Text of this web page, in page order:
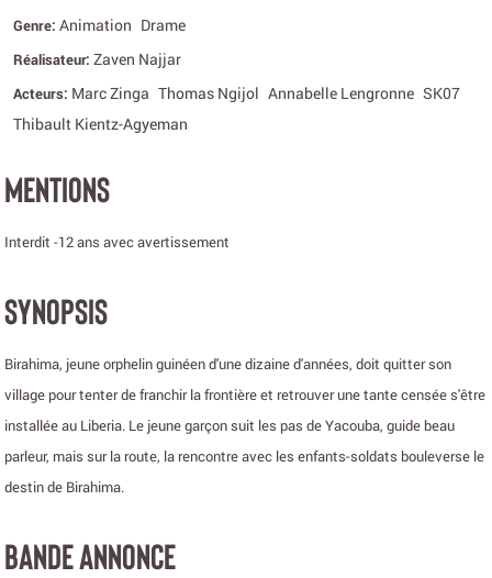
Genre: Animation Drame
Réalisateur: Zaven Najjar
Acteurs: Marc Zinga Thomas Ngijol Annabelle Lengronne SK07
Thibault Kientz-Agyeman
MENTIONS
Interdit -12 ans avec avertissement
SYNOPSIS
Birahima, jeune orphelin guinéen d'une dizaine d'années, doit quitter son
village pour tenter de franchir la frontière et retrouver une tante censée s'être
installée au Liberia. Le jeune garçon suit les pas de Yacouba, guide beau
parleur, mais sur la route, la rencontre avec les enfants-soldats bouleverse le
destin de Birahima.
BANDE ANNONCE